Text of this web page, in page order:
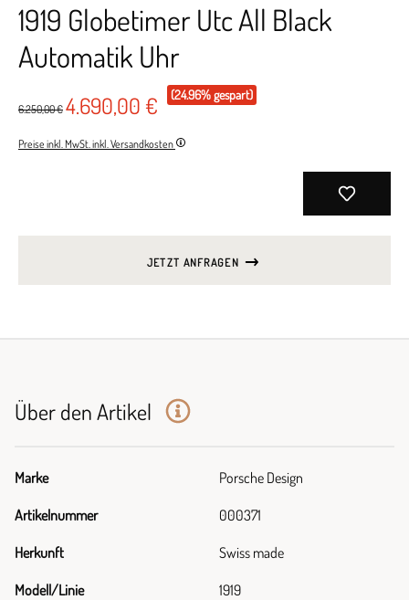
1919 Globetimer Utc All Black
Automatik Uhr
6.250,00 € 4.690,00 € (24.96% gespart)
Preise inkl. MwSt. inkl. Versandkosten
JETZT ANFRAGEN
Über den Artikel
Marke Porsche Design
Artikelnummer 000371
Herkunft Swiss made
Modell/Linie 1919